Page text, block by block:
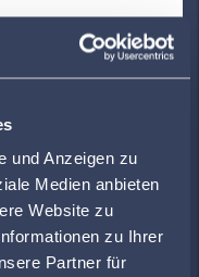
und Anzeigen zu
Medien anbieten
Website zu
zu Ihrer
Partner für
67655